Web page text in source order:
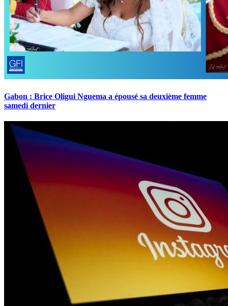
Gabon : Brice Oligui Nguema a épousé sa deuxième femme
samedi dernier